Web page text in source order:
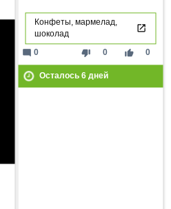
Конфеты, мармелад,
шоколад
thumb_down 0 thumb_up 0
mode_comment 0
Осталось 6дней